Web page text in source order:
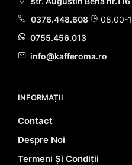
0376.448.608
08.00-
0755.456.013
info@kafferoma.ro
INFORMAȚII
Contact
Despre Noi
Termeni Și Condiții